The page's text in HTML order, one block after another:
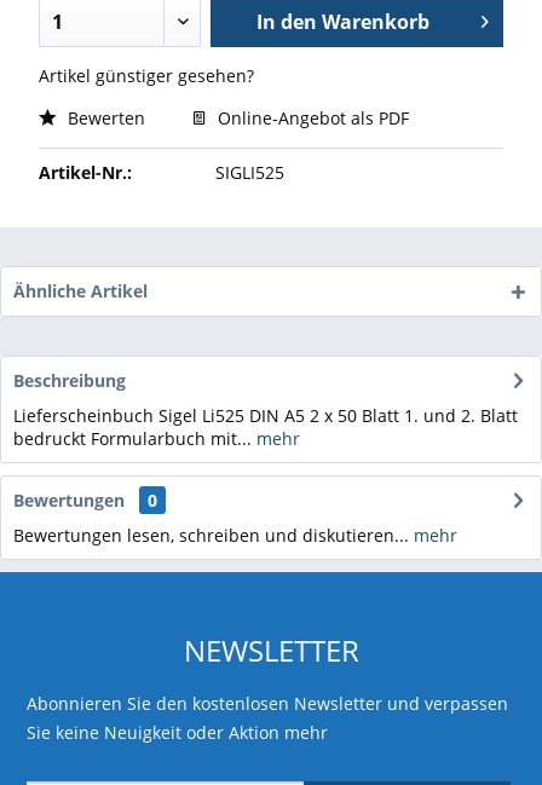
In den Warenkorb
Artikel günstiger gesehen?
Bewerten
Online-Angebot als PDF
Artikel-Nr.: SIGLI525
Ähnliche Artikel
Beschreibung
Lieferscheinbuch Sigel Li525 DIN A5 2 x 50 Blatt 1. und 2. Blatt
bedruckt Formularbuch mit... mehr
Bewertungen
0
Bewertungen lesen, schreiben und diskutieren... mehr
NEWSLETTER
Abonnieren Sie den kostenlosen Newsletter und verpassen
Sie keine Neuigkeit oder Aktion mehr